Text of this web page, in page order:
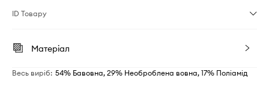
ID Товару
Матеріал
Весь виріб: 54% Бавовна, 29% Необроблена вовна, 17% Поліамід